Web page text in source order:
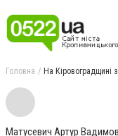
Головна На Кіровоградщині
Матусевич Артур